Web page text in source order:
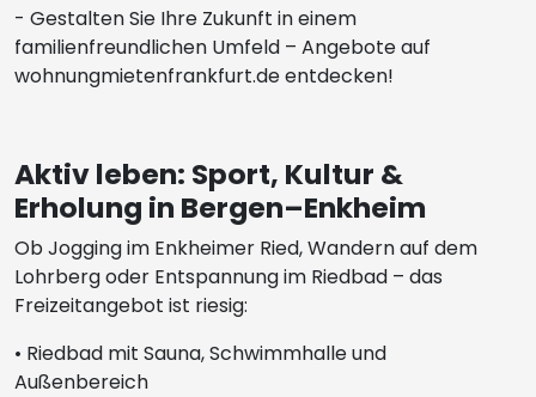
- Gestalten Sie Ihre Zukunft in einem
familienfreundlichen Umfeld – Angebote auf
wohnungmietenfrankfurt.de entdecken!
Aktiv leben: Sport, Kultur &
Erholung in Bergen–Enkheim
Ob Jogging im Enkheimer Ried, Wandern auf dem
Lohrberg oder Entspannung im Riedbad – das
Freizeitangebot ist riesig:
• Riedbad mit Sauna, Schwimmhalle und
Außenbereich